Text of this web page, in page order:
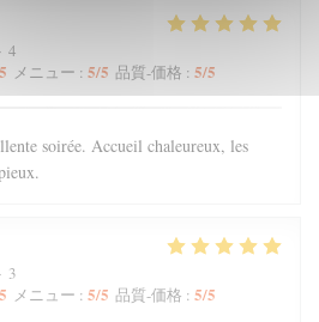
4
メニュー : 5/5 品質-価格 : 5/5
soirée. Accueil chaleureux, les
3
メニュー : 5/5 品質-価格 : 5/5